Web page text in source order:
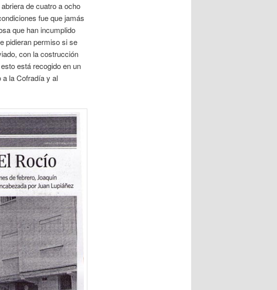
de cuatro a ocho
fue que jamás
que han incumplido
pidieran permiso si se
con la costrucción
está recogido en un
a la Cofradía y al